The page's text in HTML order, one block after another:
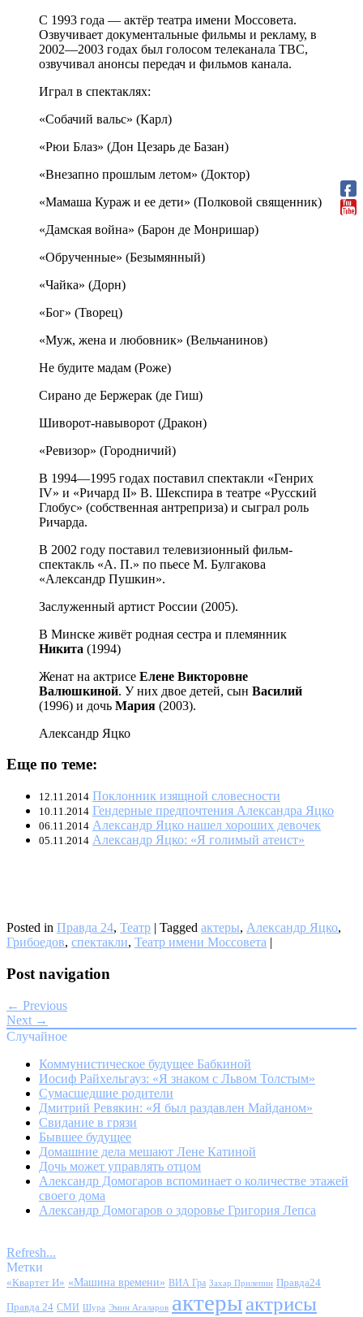
С 1993 года — актёр театра имени Моссовета.
Озвучивает документальные фильмы и рекламу, в
2002—2003 годах был голосом телеканала ТВС,
озвучивал анонсы передач и фильмов канала.
Играл в спектаклях:
«Собачий вальс» (Карл)
«Рюи Блаз» (Дон Цезарь де Базан)
«Внезапно прошлым летом» (Доктор)
«Мамаша Кураж и ее дети» (Полковой священник)
«Дамская война» (Барон де Монришар)
«Обрученные» (Безымянный)
«Чайка» (Дорн)
«Бог» (Творец)
«Муж, жена и любовник» (Вельчанинов)
Не будите мадам (Роже)
Сирано де Бержерак (де Гиш)
Шиворот-навыворот (Дракон)
«Ревизор» (Городничий)
В 1994—1995 годах поставил спектакли «Генрих
IV» и «Ричард II» В. Шекспира в театре «Русский
Глобус» (собственная антреприза) и сыграл роль
Ричарда.
В 2002 году поставил телевизионный фильм-
спектакль «А. П.» по пьесе М. Булгакова
«Александр Пушкин».
Заслуженный артист России (2005).
В Минске живёт родная сестра и племянник
Никита (1994)
Женат на актрисе Елене Викторовне
Валюшкиной. У них двое детей, сын Василий
(1996) и дочь Мария (2003).
Александр Яцко
Еще по теме:
12.11.2014 Поклонник изящной словесности
10.11.2014 Гендерные предпочтения Александра Яцко
06.11.2014 Александр Яцко нашел хороших девочек
05.11.2014 Александр Яцко: «Я голимый атеист»
Posted in Правда 24, Театр | Tagged актеры, Александр Яцко,
Грибоедов, спектакли, Театр имени Моссовета |
Post navigation
← Previous
Next →
Случайное
Коммунистическое будущее Бабкиной
Иосиф Райхельгауз: «Я знаком с Львом Толстым»
Сумасшедшие родители
Дмитрий Ревякин: «Я был раздавлен Майданом»
Свидание в грязи
Бывшее будущее
Домашние дела мешают Лене Катиной
Дочь может управлять отцом
Александр Домогаров вспоминает о количестве этажей
своего дома
Александр Домогаров о здоровье Григория Лепса
Refresh...
Метки
«Квартет И» «Машина времени» ВИА Гра Захар Прилепин Правда24
Правда 24 СМИ Шура Эмин Агаларов актерыактрисы